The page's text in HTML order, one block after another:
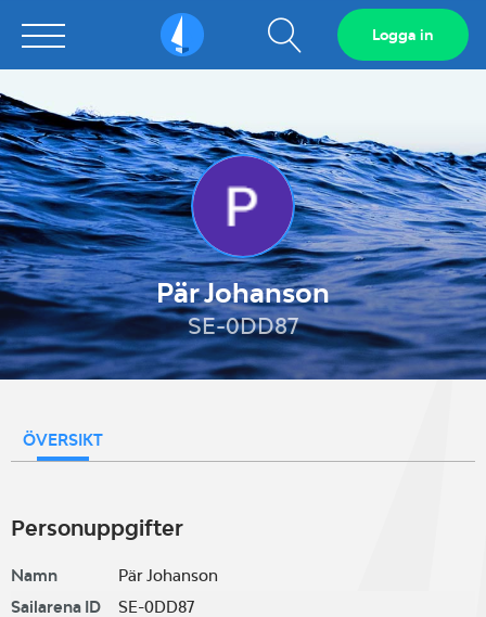
Sailarena Visa
sökfält
Logga in
Pär Johanson
SE-0DD87
ÖVERSIKT
Personuppgifter
Namn
Pär Johanson
Sailarena ID
SE-0DD87